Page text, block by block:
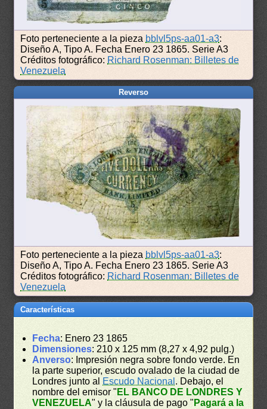
Foto perteneciente a la pieza bblvl5ps-aa01-a3:
Diseño A, Tipo A. Fecha Enero 23 1865. Serie A3
Créditos fotográfico: Richard Rosenman: Billetes de
Venezuela
Reverso
Foto perteneciente a la pieza bblvl5ps-aa01-a3:
Diseño A, Tipo A. Fecha Enero 23 1865. Serie A3
Créditos fotográfico: Richard Rosenman: Billetes de
Venezuela
Características
Fecha: Enero 23 1865
Dimensiones: 210 x 125 mm (8,27 x 4,92 pulg.)
Anverso: Impresión negra sobre fondo verde. En
la parte superior, escudo ovalado de la ciudad de
Londres junto al Escudo Nacional . Debajo, el
nombre del emisor " EL BANCO DE LONDRES Y
VENEZUELA" y la cláusula de pago " Pagará a la